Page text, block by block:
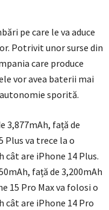
pe care le va aduce
Potrivit unor surse din
care produce
vor avea baterii mai
sporită.
3,877mAh, față de
Plus va trece la o
cât are iPhone 14 Plus.
față de 3,200mAh
15 Pro Max va folosi o
cât are iPhone 14 Pro